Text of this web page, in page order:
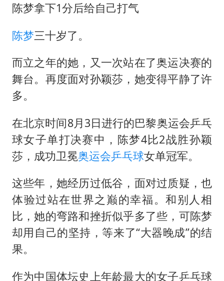
泰国一女公务员妆容引争议 本人回应
郑国霖回应去景区上班被保安拦下
东方甄选被判赔偿江小白30万元
奋进开新局 实干挑大梁
陈梦拿下1分后给自己打气
陈梦三十岁了。
而立之年的她，又一次站在了奥运决赛的
舞台。再度面对孙颖莎，她变得平静了许
多。
在北京时间8月3日进行的巴黎奥运会乒乓
球女子单打决赛中，陈梦4比2战胜孙颖
莎，成功卫冕奥运会乒乓球女单冠军。
这些年，她经历过低谷，面对过质疑，也
体验过站在世界之巅的幸福。和别人相
比，她的弯路和挫折似乎多了些，可陈梦
却用自己的坚持，等来了“大器晚成”的结
果。
作为中国体坛史上年龄最大的女子乒乓球